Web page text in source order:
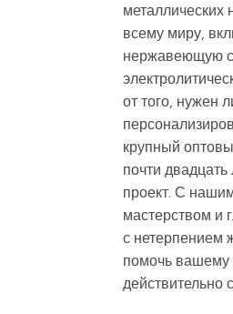
металлических
всему миру,
нержавеющую
от того, нужен
крупный
почти
проект. С
мастерством и
с нетерпением
помочь вашему
действительно